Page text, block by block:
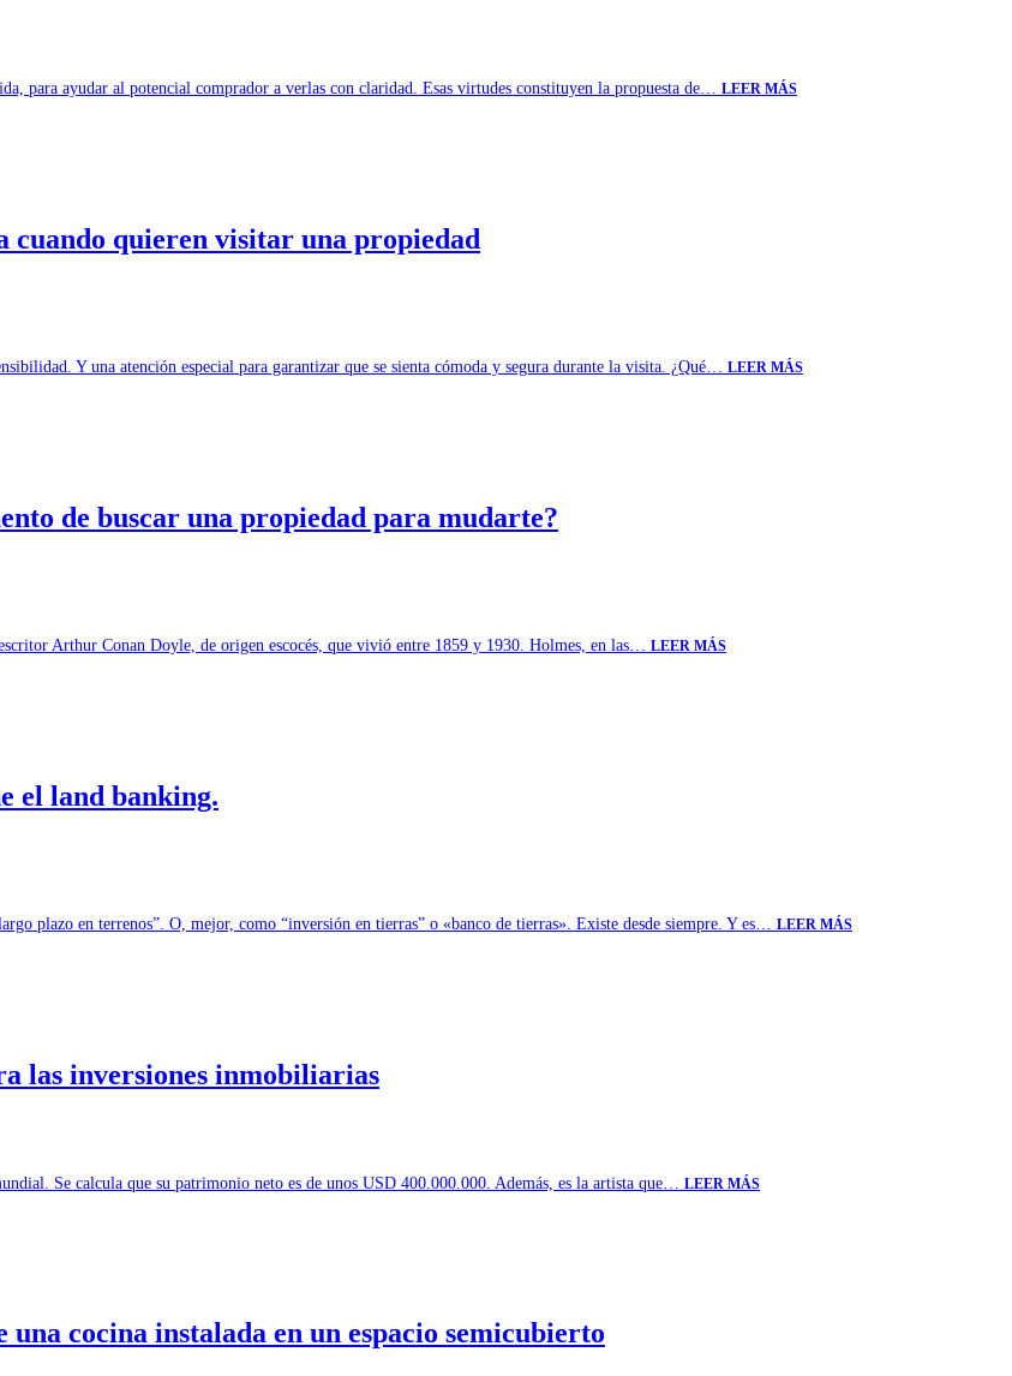
para ayudar al potencial comprador a verlas con claridad. Esas virtudes constituyen la propuesta de… LEER MÁS
cuando quieren visitar una propiedad
Y una atención especial para garantizar que se sienta cómoda y segura durante la visita. ¿Qué… LEER MÁS
de buscar una propiedad para mudarte?
Arthur Conan Doyle, de origen escocés, que vivió entre 1859 y 1930. Holmes, en las… LEER MÁS
el land banking.
plazo en terrenos”. O, mejor, como “inversión en tierras” o «banco de tierras». Existe desde siempre. Y es… LEER MÁS
las inversiones inmobiliarias
Se calcula que su patrimonio neto es de unos USD 400.000.000. Además, es la artista que… LEER MÁS
cocina instalada en un espacio semicubierto